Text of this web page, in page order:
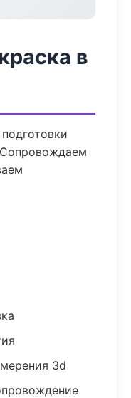
в
3d